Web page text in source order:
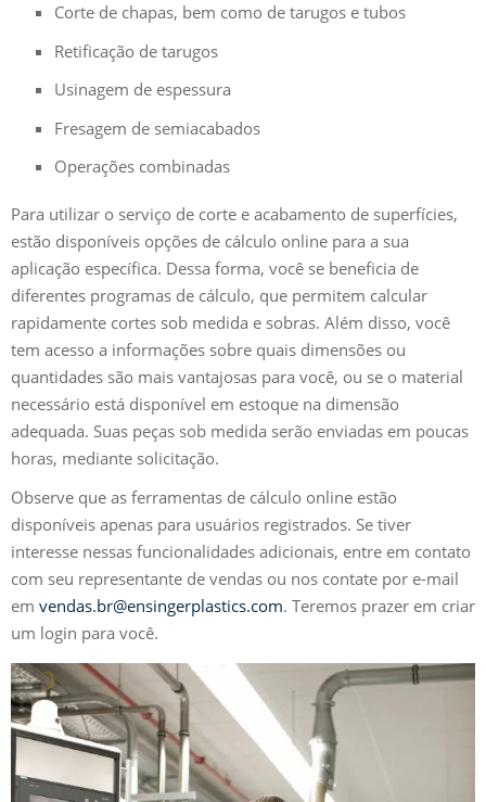
Corte de chapas, bem como de tarugos e tubos
Retificação de tarugos
Usinagem de espessura
Fresagem de semiacabados
Operações combinadas
Para utilizar o serviço de corte e acabamento de superfícies,
estão disponíveis opções de cálculo online para a sua
aplicação específica. Dessa forma, você se beneficia de
diferentes programas de cálculo, que permitem calcular
rapidamente cortes sob medida e sobras. Além disso, você
tem acesso a informações sobre quais dimensões ou
quantidades são mais vantajosas para você, ou se o material
necessário está disponível em estoque na dimensão
adequada. Suas peças sob medida serão enviadas em poucas
horas, mediante solicitação.
Observe que as ferramentas de cálculo online estão
disponíveis apenas para usuários registrados. Se tiver
interesse nessas funcionalidades adicionais, entre em contato
com seu representante de vendas ou nos contate por e-mail
em vendas.br@ensingerplastics.com. Teremos prazer em criar
um login para você.